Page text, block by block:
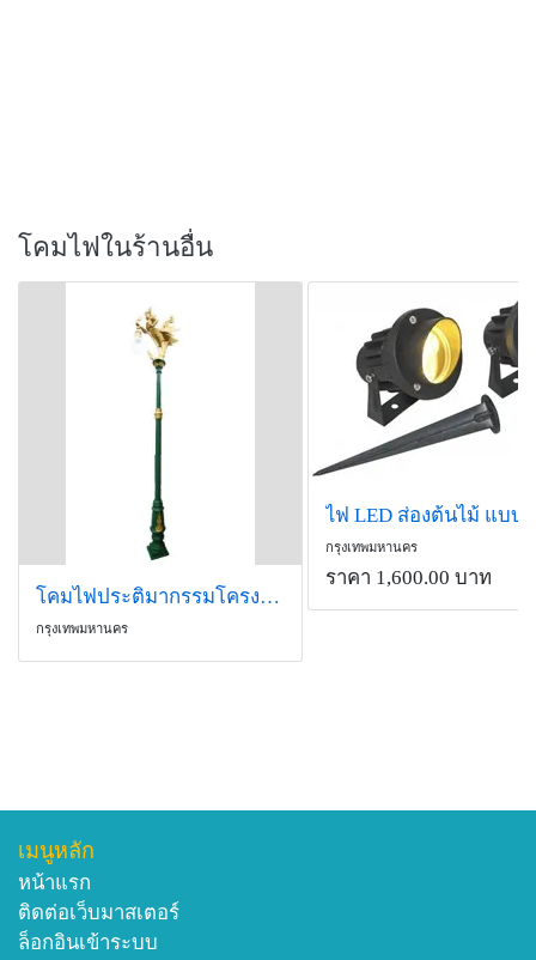
โคมไฟในร้านอื่น
โคมไฟประติมากรรมโครงการต่างๆ
กรุงเทพมหานคร
กรุงเทพมหานคร
ราคา 1,600.00 บาท
เมนูหลัก
หน้าแรก
ติดต่อเว็บมาสเตอร์
ล็อกอินเข้าระบบ